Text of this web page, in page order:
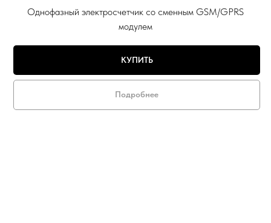
Однофазный электросчетчик со сменным GSM/GPRS
модулем
КУПИТЬ
Подробнее